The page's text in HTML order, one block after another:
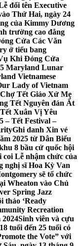
đổi tên Executive
Thứ Hai, ngày 24
của Kimmy Dương
trường cao đẳng
Cửa Các Văn
ở tiểu bang
Khi Đóng Cửa
Maryland Lunar
Vietnamese
Lady of Vietnam
Tết Giáo Xứ Mẹ
Tết Nguyên đán Ất
Xuân Vị Yêu
– Tết Festival –
Ghi danh Xin vé
2025 từ Dân Biểu
8 bầu cử quốc hội
Lễ nhậm chức của
nghị sĩ Hoa Kỳ Van
sẽ tổ chức
Wheaton vào Chủ
Spring Jazz
thảo ‘Ready
Recreation
Sinh viên và cựu
tuổi đến 25 tuổi có
the Vote” với